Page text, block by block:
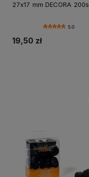
27x17 mm DECORA 200szt
5.0
19,50 zł